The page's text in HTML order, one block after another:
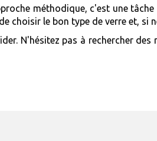
méthodique, c'est une
le bon type de verre et, si
N'hésitez pas à rechercher